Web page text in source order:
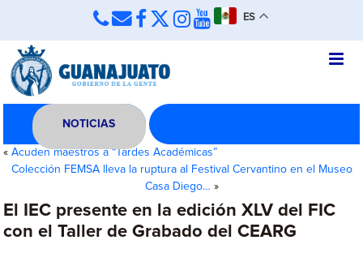
ES
NOTICIAS
«Acuden maestros a “Tardes Académicas”
Colección FEMSA lleva la ruptura al Festival Cervantino en el Museo
Casa Diego… »
El IEC presente en la edición XLV del FIC
con el Taller de Grabado del CEARG